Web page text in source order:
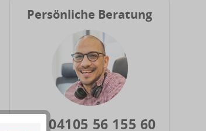
Persönliche Beratung
04105 56 155 60